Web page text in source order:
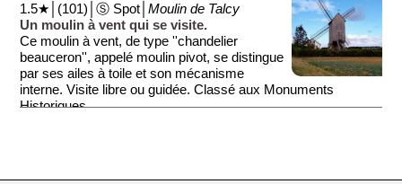
1.5★│(101)│Ⓢ Spot│Moulin de Talcy
Un moulin à vent qui se visite.
Ce moulin à vent, de type ''chandelier
beauceron'', appelé moulin pivot, se distingue
par ses ailes à toile et son mécanisme
interne. Visite libre ou guidée. Classé aux Monuments
Historiques.